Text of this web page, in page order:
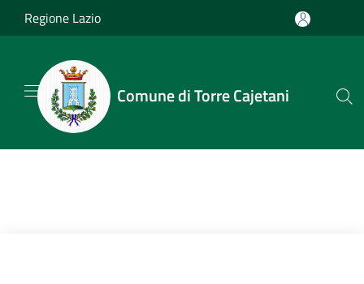
Salta al contenuto principale
Regione Lazio
Comune di Torre Cajetani